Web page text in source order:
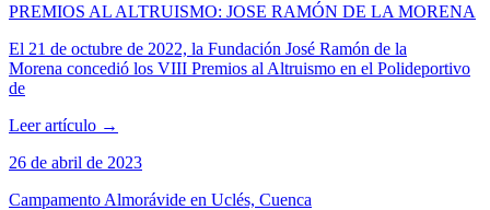
PREMIOS AL ALTRUISMO: JOSE RAMÓN DE LA MORENA
El 21 de octubre de 2022, la Fundación José Ramón de la
Morena concedió los VIII Premios al Altruismo en el Polideportivo
de
Leer artículo →
26 de abril de 2023
Campamento Almorávide en Uclés, Cuenca